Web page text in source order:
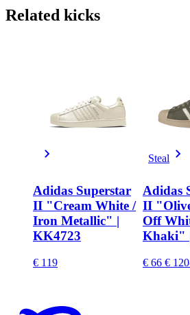
Related kicks
Adidas Superstar
II "Cream White /
Iron Metallic" |
KK4723
€ 119
Steal
Adidas
II
Off
Khaki"
€ 66 € 120